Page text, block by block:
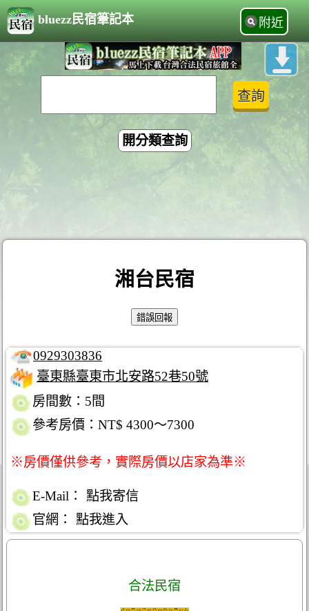
bluezz民宿筆記本 附近
開分類查詢
湘台民宿
0929303836
臺東縣臺東市北安路52巷50號
房間數：5間
參考房價：NT$ 4300～7300
※房價僅供參考，實際房價以店家為準※
E-Mail：
點我寄信
官網：
點我進入
合法民宿